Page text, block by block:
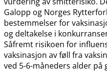
Galopp og Norges
bestemmelser for
og deltakelse i
Såfremt risikoen for
vaksinasjon av føll fra
ved 5-6-måneders alder